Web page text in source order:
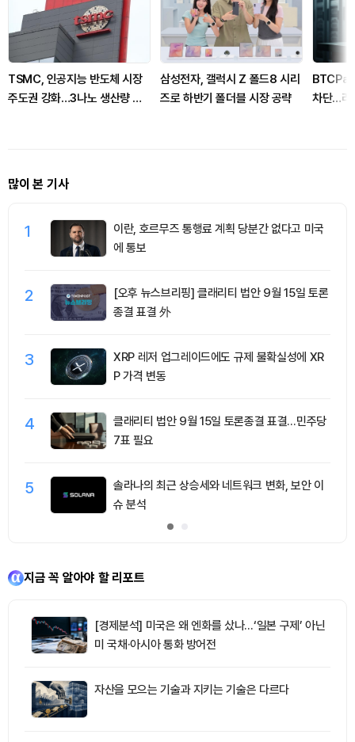
TSMC, 인공지능 반도체 시장
주도권 강화…3나노 생산량 폭
삼성전자, 갤럭시 Z 폴드8 시리
즈로 하반기 폴더블 시장 공략
차단…라
많이 본 기사
1
이란, 호르무즈 통행료 계획 당분간 없다고 미국
에 통보
2
[오후 뉴스브리핑] 클래리티 법안 9월 15일 토론
종결 표결 外
3
XRP 레저 업그레이드에도 규제 불확실성에 XR
P 가격 변동
4
클래리티 법안 9월 15일 토론종결 표결…민주당
7표 필요
5
솔라나의 최근 상승세와 네트워크 변화, 보안 이
슈 분석
지금 꼭 알아야 할 리포트
[경제분석] 미국은 왜 엔화를 샀나…‘일본 구제’ 아닌
미 국채·아시아 통화 방어전
자산을 모으는 기술과 지키는 기술은 다르다